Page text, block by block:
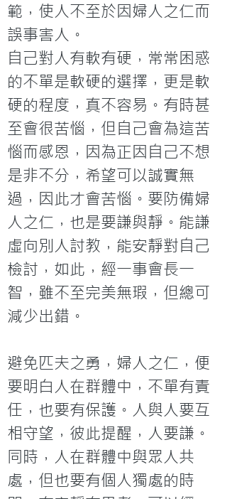
範，使人不至於因婦人之仁而
誤事害人。
自己對人有軟有硬，常常困惑
的不單是軟硬的選擇，更是軟
硬的程度，真不容易。有時甚
至會很苦惱，但自己會為這苦
惱而感恩，因為正因自己不想
是非不分，希望可以誠實無
過，因此才會苦惱。要防備婦
人之仁，也是要謙與靜。能謙
虛向別人討教，能安靜對自己
檢討，如此，經一事會長一
智，雖不至完美無瑕，但總可
減少出錯。
避免匹夫之勇，婦人之仁，便
要明白人在群體中，不單有責
任，也要有保護。人與人要互
相守望，彼此提醒，人要謙。
同時，人在群體中與眾人共
處，但也要有個人獨處的時